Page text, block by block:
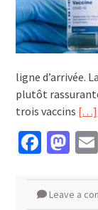
ligne d’arrivée.
plutôt
trois vaccins […]
Leave a